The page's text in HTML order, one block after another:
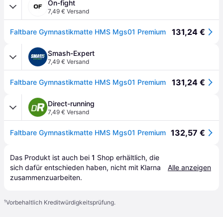
On-fight
7,49 € Versand
Faltbare Gymnastikmatte HMS Mgs01 Premium 131,24 €
Smash-Expert
7,49 € Versand
Faltbare Gymnastikmatte HMS Mgs01 Premium 131,24 €
Direct-running
7,49 € Versand
Faltbare Gymnastikmatte HMS Mgs01 Premium 132,57 €
Das Produkt ist auch bei 1 Shop erhältlich, die
sich dafür entschieden haben, nicht mit Klarna
zusammenzuarbeiten.
Alle anzeigen
¹Vorbehaltlich Kreditwürdigkeitsprüfung.